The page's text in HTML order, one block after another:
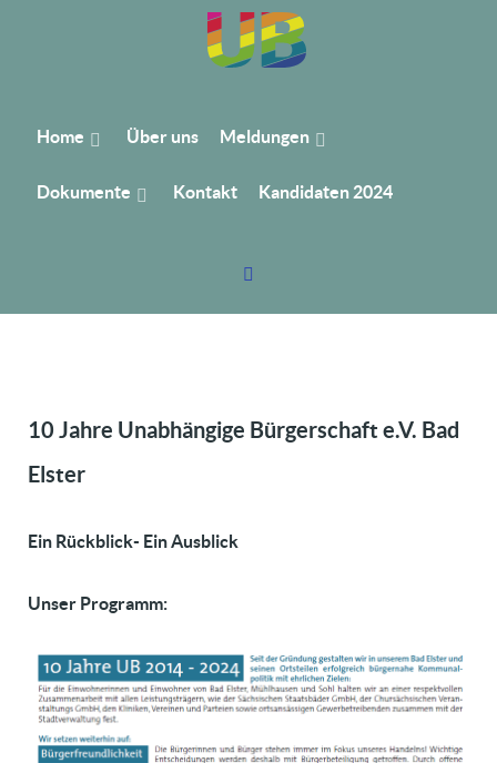
Home Über uns Meldungen
Dokumente Kontakt Kandidaten 2024
10 Jahre Unabhängige Bürgerschaft e.V. Bad
Elster
Ein Rückblick- Ein Ausblick
Unser Programm: